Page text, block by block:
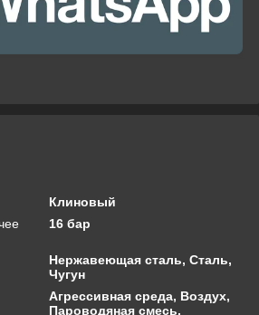
Клиновый
16 бар
Нержавеющая сталь, Сталь,
Чугун
Агрессивная среда, Воздух,
Пароводяная смесь,